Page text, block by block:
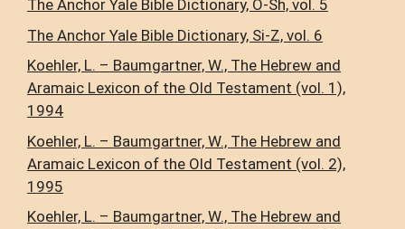
The Anchor Yale Bible Dictionary, O-Sh, vol. 5
The Anchor Yale Bible Dictionary, Si-Z, vol. 6
Koehler, L. – Baumgartner, W., The Hebrew and
Aramaic Lexicon of the Old Testament (vol. 1),
1994
Koehler, L. – Baumgartner, W., The Hebrew and
Aramaic Lexicon of the Old Testament (vol. 2),
1995
Koehler, L. – Baumgartner, W., The Hebrew and